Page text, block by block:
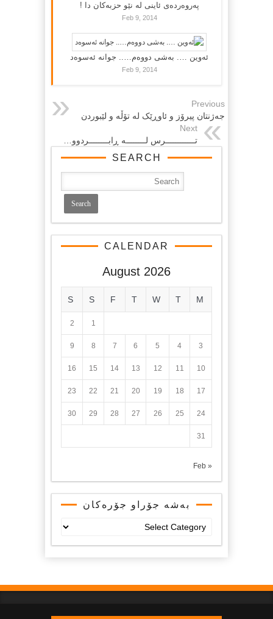
پەروەردەی ئاینی لە نێو حزبەکان دا !
Feb 9, 2014
ئەوین …. بەشی دووەم….. جوانە ئەسوەد
Feb 9, 2014
Previous
جەژنتان پیرۆز و ئاوڕێک لە تۆڵە و لێبوردن
Next
تــــــــــــرس لــــــــه ‌ڕابــــــــردوو…
SEARCH
CALENDAR
August 2026
M
T
W
T
F
S
S
1
2
3
4
5
6
7
8
9
10
11
12
13
14
15
16
17
18
19
20
21
22
23
24
25
26
27
28
29
30
31
« Feb
بەشە جۆراو جۆرەکان
جۆرەکان